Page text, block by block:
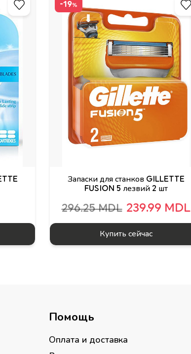
-19%
Запаски для станков GILLETTE
FUSION 5 лезвий 2 шт
296.25 MDL 239.99 MDL
Купить сейчас
Помощь
Оплата и доставка